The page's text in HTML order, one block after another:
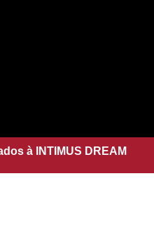
à INTIMUS DREAM